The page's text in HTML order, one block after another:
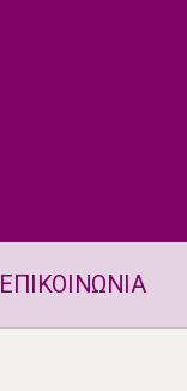
ΕΠΙΚΟΙΝΩΝΙΑ